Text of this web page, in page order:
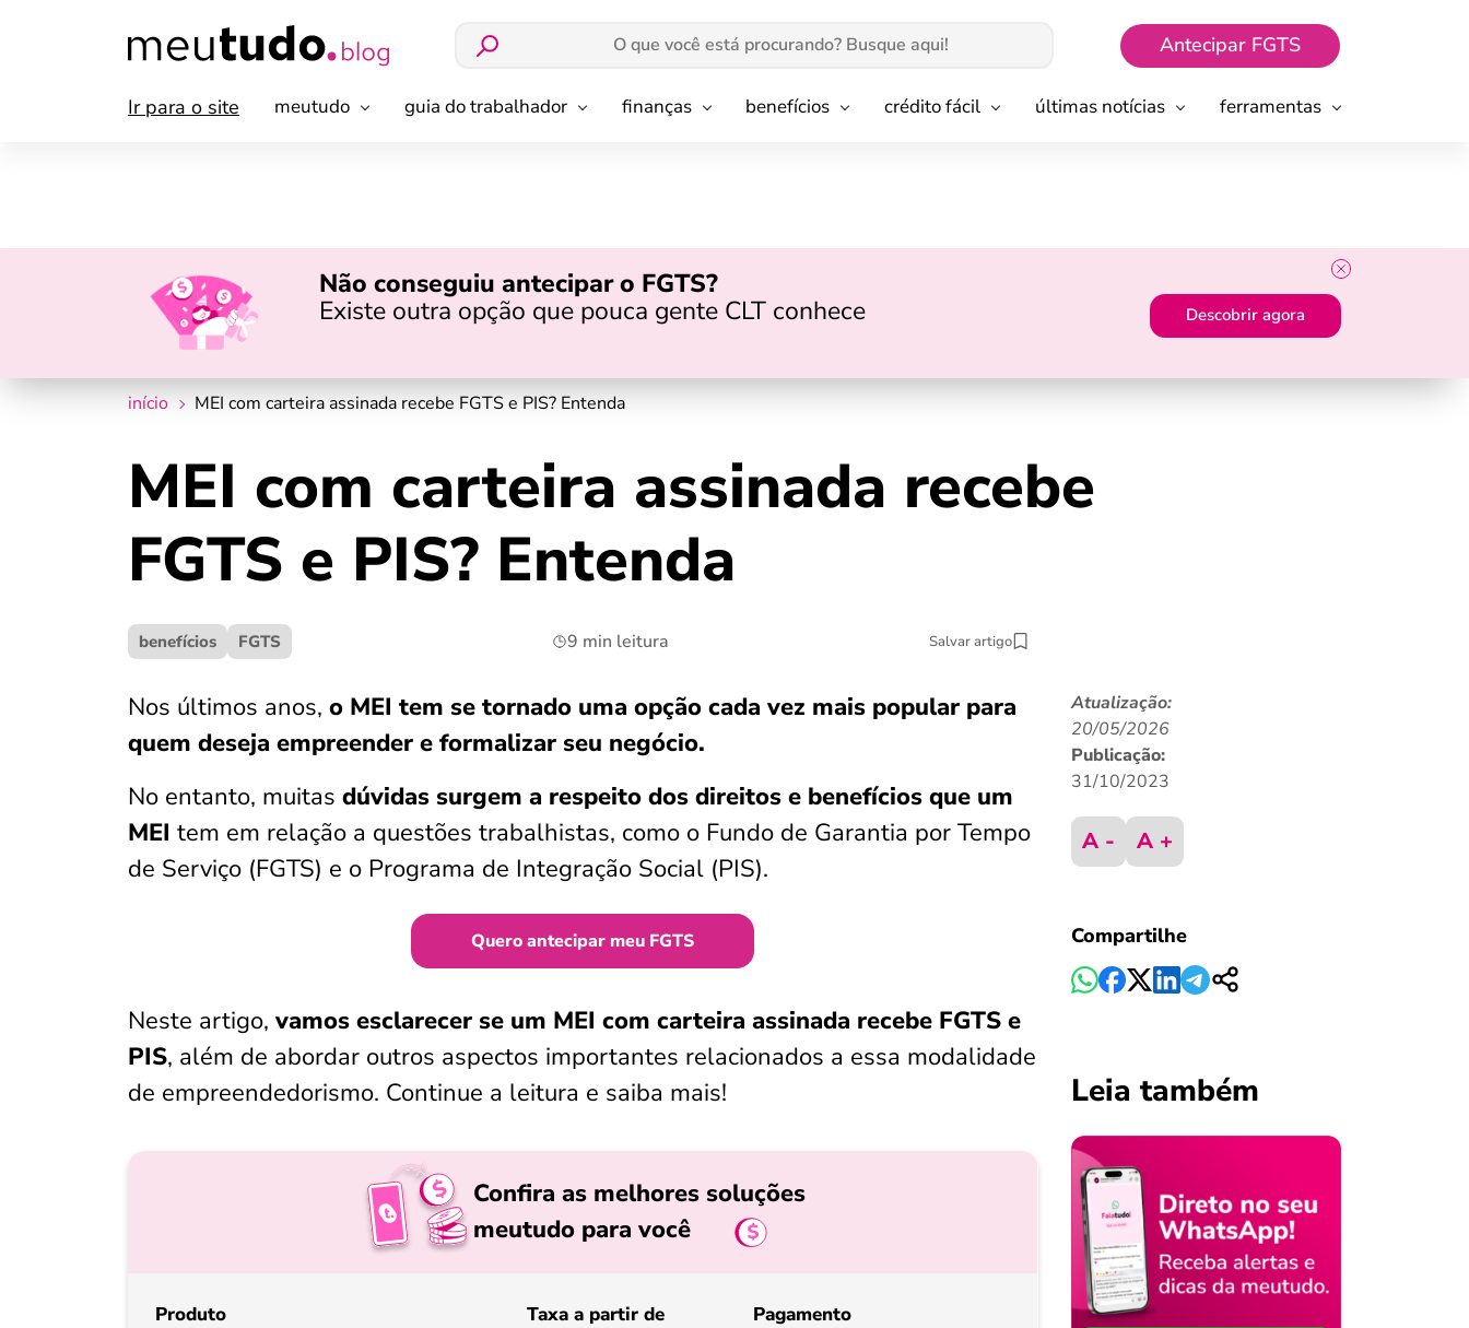
Antecipar FGTS
Ir para o site meutudo guia do trabalhador finanças benefícios crédito fácil últimas notícias ferramentas
Não conseguiu antecipar o FGTS?
Existe outra opção que pouca gente CLT conhece
Descobrir agora
início MEI com carteira assinada recebe FGTS e PIS? Entenda
MEI com carteira assinada recebe
FGTS e PIS? Entenda
benefícios FGTS 9 min leitura Salvar artigo
Nos últimos anos, o MEI tem se tornado uma opção cada vez mais popular para
quem deseja empreender e formalizar seu negócio.
No entanto, muitas dúvidas surgem a respeito dos direitos e benefícios que um
MEI tem em relação a questões trabalhistas, como o Fundo de Garantia por Tempo
de Serviço (FGTS) e o Programa de Integração Social (PIS).
Quero antecipar meu FGTS
Neste artigo, vamos esclarecer se um MEI com carteira assinada recebe FGTS e
PIS, além de abordar outros aspectos importantes relacionados a essa modalidade
de empreendedorismo. Continue a leitura e saiba mais!
Confira as melhores soluções
meutudo para você
Produto Taxa a partir de Pagamento
Atualização:
20/05/2026
Publicação:
31/10/2023
A - A +
Compartilhe
Leia também